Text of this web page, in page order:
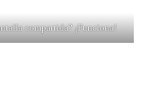
compartida? ¡Funciona!